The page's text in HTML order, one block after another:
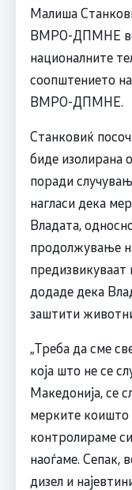
Малиша
ВМРО-ДПМНЕ во
националните
соопштението
ВМРО-ДПМНЕ.
Станковиќ
биде изолирана
поради
нагласи дека
Владата,
продолжување
предизвикуваат
додаде дека
заштити
„Треба да сме
која што не се
Македонија, се
мерките коишто
контролираме
наоѓаме. Сепак,
дизел и